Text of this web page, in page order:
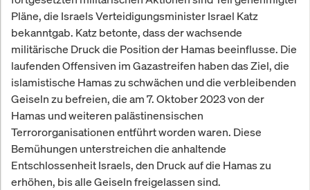
Pläne, die Israels Verteidigungsminister Israel Katz
bekanntgab. Katz betonte, dass der wachsende
militärische Druck die Position der Hamas beeinflusse. Die
laufenden Offensiven im Gazastreifen haben das Ziel, die
islamistische Hamas zu schwächen und die verbleibenden
Geiseln zu befreien, die am 7. Oktober 2023 von der
Hamas und weiteren palästinensischen
Terrororganisationen entführt worden waren. Diese
Bemühungen unterstreichen die anhaltende
Entschlossenheit Israels, den Druck auf die Hamas zu
erhöhen, bis alle Geiseln freigelassen sind.